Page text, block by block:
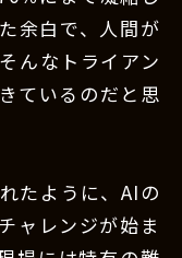
余白で、人間が
んなトライアン
ているのだと思
たように、AIの
ャレンジが始ま